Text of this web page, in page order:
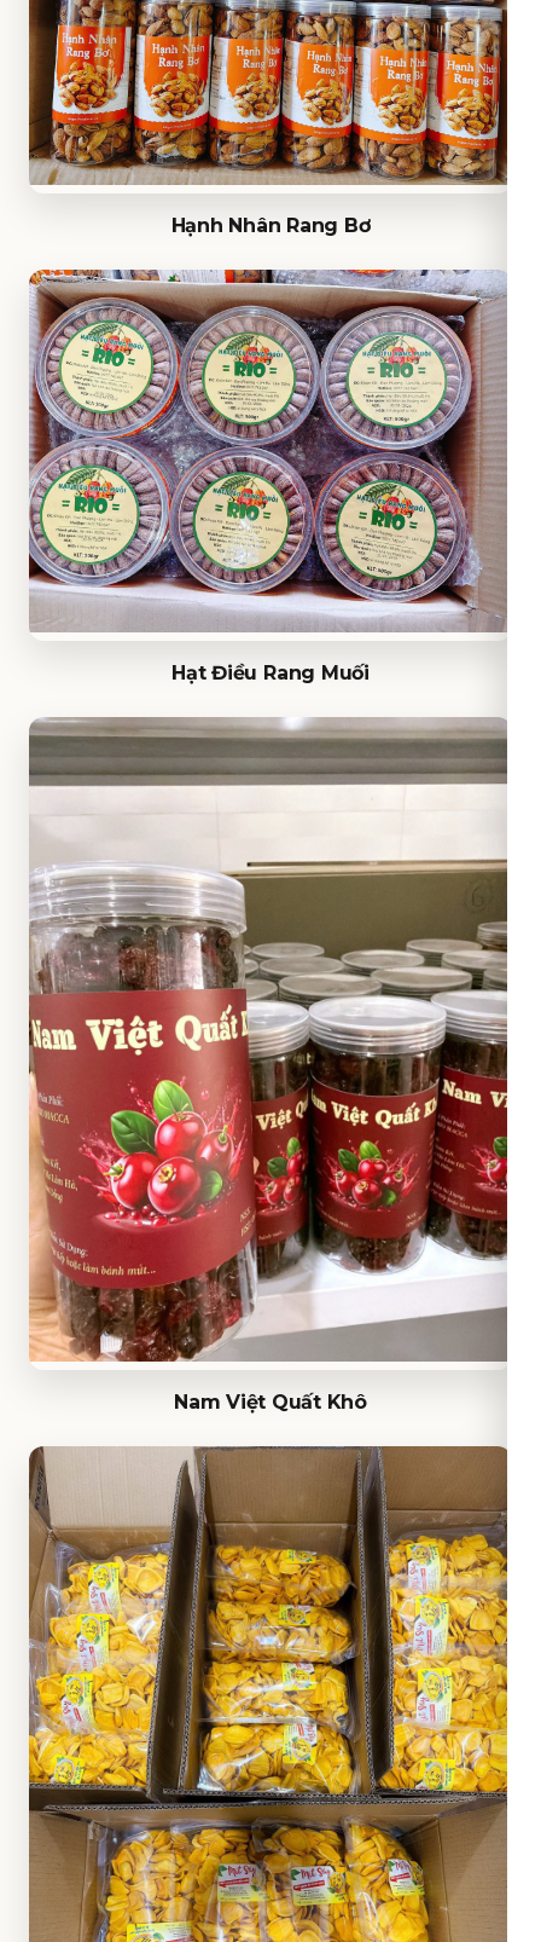
Hạnh Nhân Rang Bơ
Hạt Điều Rang Muối
Nam Việt Quất Khô